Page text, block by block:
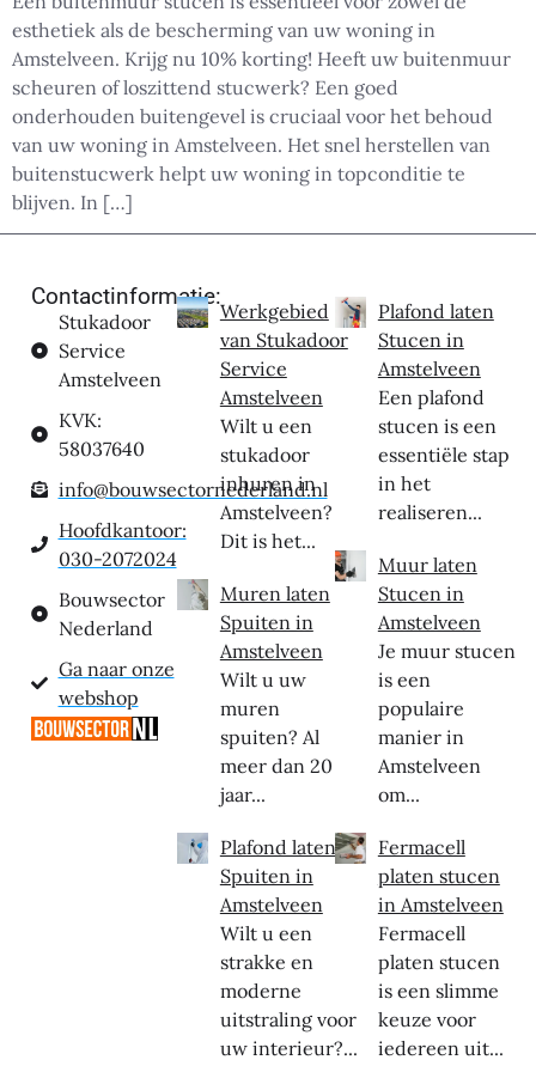
esthetiek als de bescherming van uw woning in
Amstelveen. Krijg nu 10% korting! Heeft uw buitenmuur
scheuren of loszittend stucwerk? Een goed
onderhouden buitengevel is cruciaal voor het behoud
van uw woning in Amstelveen. Het snel herstellen van
buitenstucwerk helpt uw woning in topconditie te
blijven. In […]
Contactinformatie:
Stukadoor
Service
Amstelveen
KVK:
58037640
info@bouwsectornederland.nl
Hoofdkantoor:
030-2072024
Bouwsector
Nederland
Ga naar onze
webshop
Werkgebied
van Stukadoor
Service
Amstelveen
Wilt u een
stukadoor
inhuren in
Amstelveen?
Dit is het...
Muren laten
Spuiten in
Amstelveen
Wilt u uw
muren
spuiten? Al
meer dan 20
jaar...
Plafond laten
Spuiten in
Amstelveen
Wilt u een
strakke en
moderne
uitstraling voor
uw interieur?...
Plafond laten
Stucen in
Amstelveen
Een plafond
stucen is een
essentiële stap
in het
realiseren...
Muur laten
Stucen in
Amstelveen
Je muur stucen
is een
populaire
manier in
Amstelveen
om...
Fermacell
platen stucen
in Amstelveen
Fermacell
platen stucen
is een slimme
keuze voor
iedereen uit...